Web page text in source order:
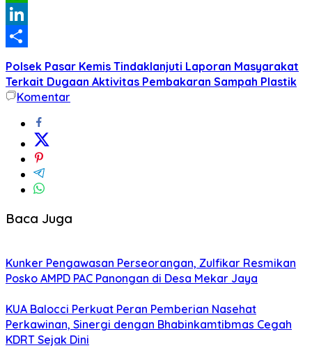
WhatsApp
LinkedIn
Share
Polsek Pasar Kemis Tindaklanjuti Laporan Masyarakat
Terkait Dugaan Aktivitas Pembakaran Sampah Plastik
Komentar
Baca Juga
Kunker Pengawasan Perseorangan, Zulfikar Resmikan
Posko AMPD PAC Panongan di Desa Mekar Jaya
KUA Balocci Perkuat Peran Pemberian Nasehat
Perkawinan, Sinergi dengan Bhabinkamtibmas Cegah
KDRT Sejak Dini